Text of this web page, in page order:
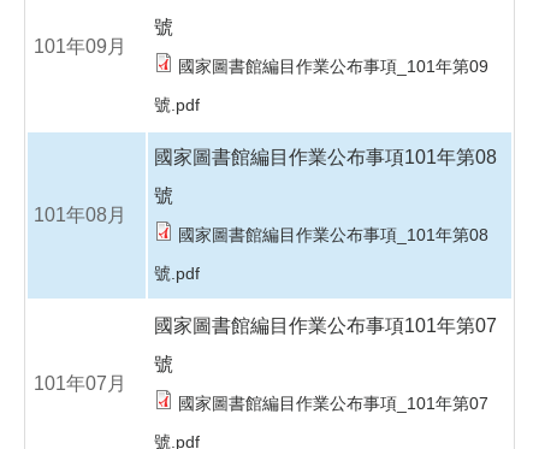
101年09月
號
國家圖書館編目作業公布事項_101年第09
號.pdf
101年08月
國家圖書館編目作業公布事項101年第08
號
國家圖書館編目作業公布事項_101年第08
號.pdf
101年07月
國家圖書館編目作業公布事項101年第07
號
國家圖書館編目作業公布事項_101年第07
號.pdf